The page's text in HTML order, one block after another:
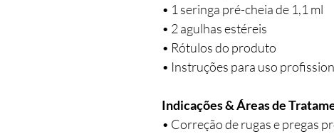
• 1 seringa pré-cheia de 1,1 ml
• 2 agulhas estéreis
• Rótulos do produto
• Instruções para uso
Indicações & Áreas de
• Correção de rugas e pregas